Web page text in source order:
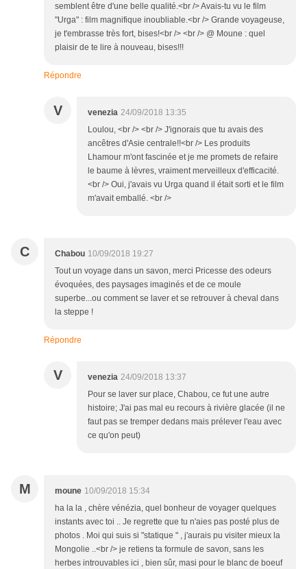
semblent être d'une belle qualité.<br /> Avais-tu vu le film
"Urga" : film magnifique inoubliable.<br /> Grande voyageuse,
je t'embrasse très fort, bises!<br /> <br /> @ Moune : quel
plaisir de te lire à nouveau, bises!!!
Répondre
V venezia 24/09/2018 13:35
Loulou, <br /> <br /> J'ignorais que tu avais des
ancêtres d'Asie centrale!!<br /> Les produits
Lhamour m'ont fascinée et je me promets de refaire
le baume à lèvres, vraiment merveilleux d'efficacité.
<br /> Oui, j'avais vu Urga quand il était sorti et le film
m'avait emballé. <br />
C Chabou 10/09/2018 19:27
Tout un voyage dans un savon, merci Pricesse des odeurs
évoquées, des paysages imaginés et de ce moule
superbe...ou comment se laver et se retrouver à cheval dans
la steppe !
Répondre
V venezia 24/09/2018 13:37
Pour se laver sur place, Chabou, ce fut une autre
histoire; J'ai pas mal eu recours à rivière glacée (il ne
faut pas se tremper dedans mais prélever l'eau avec
ce qu'on peut)
M moune 10/09/2018 15:34
ha la la , chère vénézia, quel bonheur de voyager quelques
instants avec toi .. Je regrette que tu n'aies pas posté plus de
photos . Moi qui suis si "statique " , j'aurais pu visiter mieux la
Mongolie ..<br /> je retiens ta formule de savon, sans les
herbes introuvables ici , bien sûr, masi pour le blanc de boeuf